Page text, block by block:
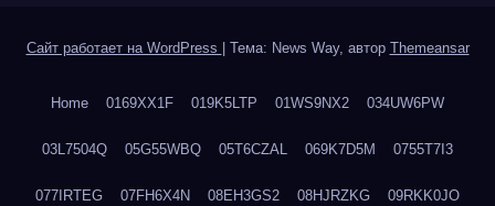
Сайт работает на WordPress Тема: News Way, автор Themeansar
Home 0169XX1F 019K5LTP 01WS9NX2 034UW6PW
03L7504Q 05G55WBQ 05T6CZAL 069K7D5M 0755T7I3
077IRTEG 07FH6X4N 08EH3GS2 08HJRZKG 09RKK0JO